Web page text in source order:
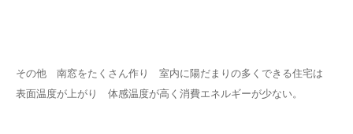
その他 南窓をたくさん作り 室内に陽だまりの多くできる住宅は
表面温度が上がり 体感温度が高く消費エネルギーが少ない。